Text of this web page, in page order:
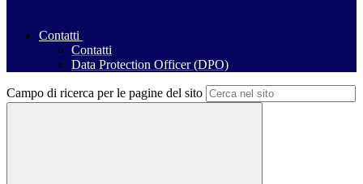
Contatti
Contatti
Data Protection Officer (DPO)
Campo di ricerca per le pagine del sito